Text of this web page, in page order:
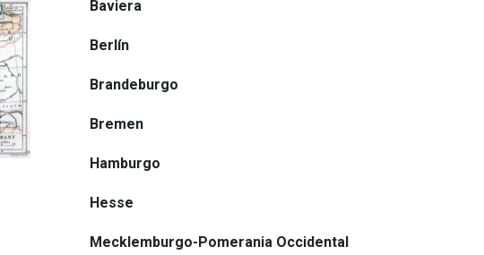
Baviera
Berlín
Brandeburgo
Bremen
Hamburgo
Hesse
Mecklemburgo-Pomerania Occidental